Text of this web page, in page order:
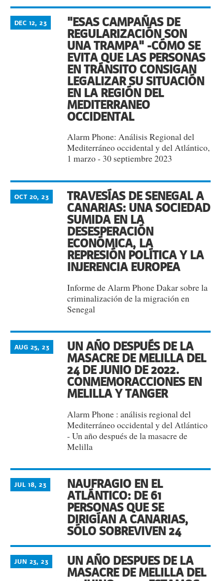
"ESAS CAMPAÑAS DE
REGULARIZACIÓN SON
UNA TRAMPA" -CÓMO SE
EVITA QUE LAS PERSONAS
EN TRÁNSITO CONSIGAN
LEGALIZAR SU SITUACIÓN
EN LA REGIÓN DEL
MEDITERRANEO
OCCIDENTAL
DEC 12, 23
Alarm Phone: Análisis Regional del
Mediterráneo occidental y del Atlántico,
1 marzo - 30 septiembre 2023
TRAVESÍAS DE SENEGAL A
CANARIAS: UNA SOCIEDAD
SUMIDA EN LA
DESESPERACIÓN
ECONÓMICA, LA
REPRESIÓN POLÍTICA Y LA
INJERENCIA EUROPEA
OCT 20, 23
Informe de Alarm Phone Dakar sobre la
criminalización de la migración en
Senegal
UN AÑO DESPUÉS DE LA
MASACRE DE MELILLA DEL
24 DE JUNIO DE 2022.
CONMEMORACCIONES EN
MELILLA Y TANGER
AUG 25, 23
Alarm Phone : análisis regional del
Mediterráneo occidental y del Atlántico
- Un año después de la masacre de
Melilla
NAUFRAGIO EN EL
ATLÁNTICO: DE 61
PERSONAS QUE SE
DIRIGÍAN A CANARIAS,
SÓLO SOBREVIVEN 24
JUL 18, 23
UN AÑO DESPUES DE LA
MASACRE DE MELILLA DEL
JUN 23, 23